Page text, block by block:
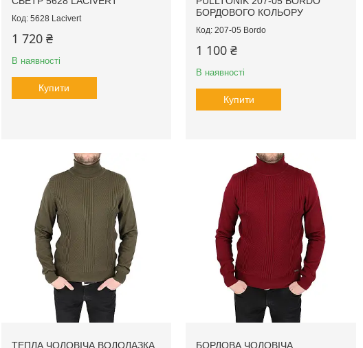
5628 Lacivert
1 720 ₴
В наявності
Купити
БОРДОВОГО КОЛЬОРУ
207-05 Bordo
1 100 ₴
В наявності
Купити
ТЕПЛА ЧОЛОВІЧА ВОДОЛАЗКА
БОРДОВА ЧОЛОВІЧА